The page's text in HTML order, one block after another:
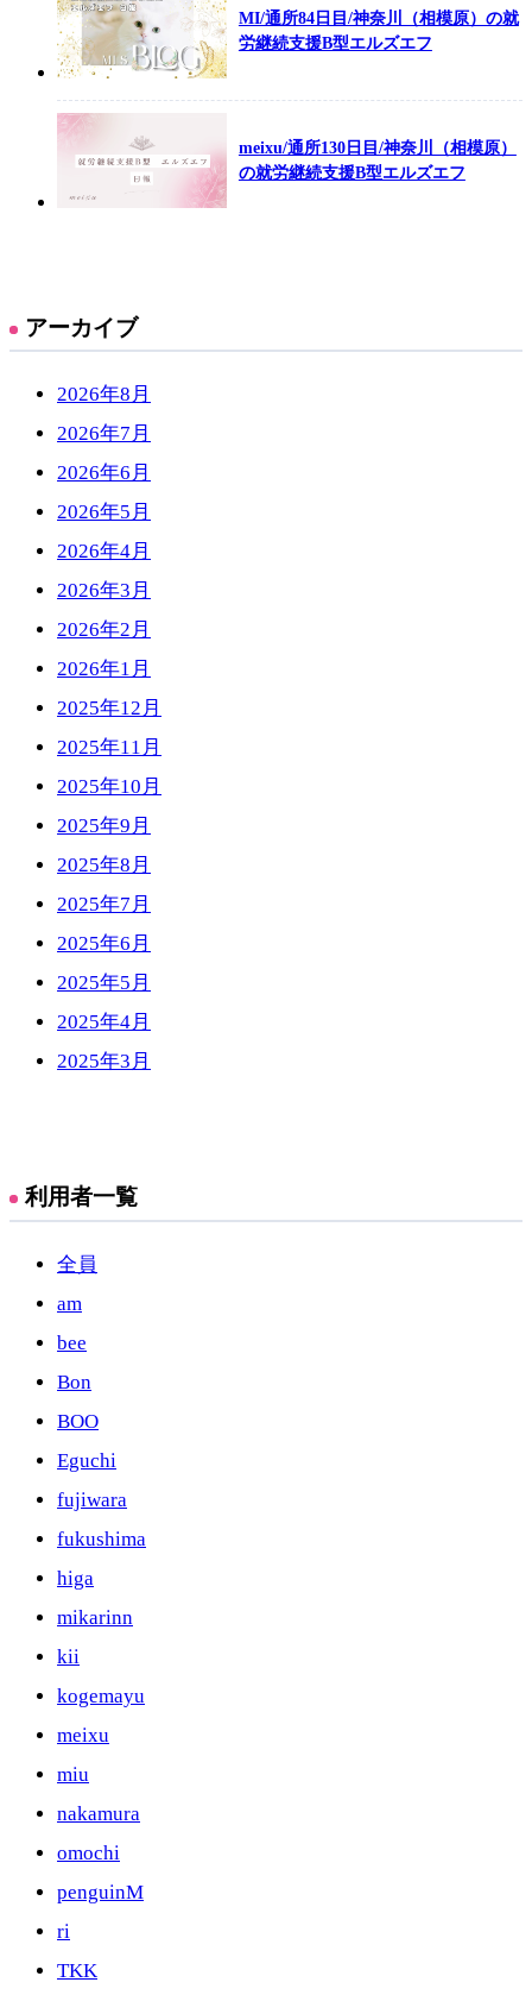
MI/通所84日目/神奈川（相模原）の就
労継続支援B型エルズエフ
meixu/通所130日目/神奈川（相模原）
の就労継続支援B型エルズエフ
アーカイブ
2026年8月
2026年7月
2026年6月
2026年5月
2026年4月
2026年3月
2026年2月
2026年1月
2025年12月
2025年11月
2025年10月
2025年9月
2025年8月
2025年7月
2025年6月
2025年5月
2025年4月
2025年3月
利用者一覧
全員
am
bee
Bon
BOO
Eguchi
fujiwara
fukushima
higa
mikarinn
kii
kogemayu
meixu
miu
nakamura
omochi
penguinM
ri
TKK